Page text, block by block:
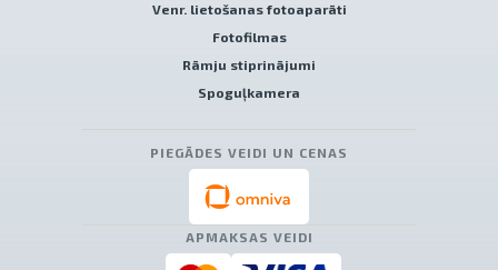
Venr. lietošanas fotoaparāti
Fotofilmas
Rāmju stiprinājumi
Spoguļkamera
PIEGĀDES VEIDI UN CENAS
APMAKSAS VEIDI